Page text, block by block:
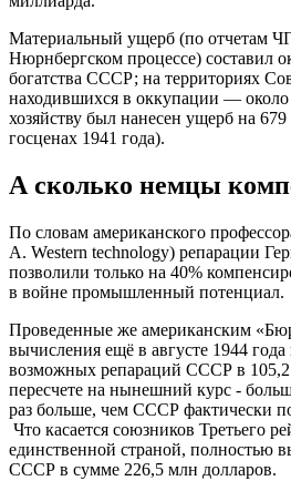
Материальный ущерб (по отчетам
Нюрнбергском процессе) составил
богатства СССР; на территориях
находившихся в оккупации —
хозяйству был нанесен ущерб на
госценах 1941 года).
А сколько немцы
По словам американского
A. Western technology) репарации
позволили только на 40%
в войне промышленный потенциал.
Проведенные же американским
вычисления ещё в августе 1944
возможных репараций СССР в 105,2
пересчете на нынешний курс -
раз больше, чем СССР фактически
Что касается союзников Третьего
единственной страной, полностью
СССР в сумме 226,5 млн долларов.